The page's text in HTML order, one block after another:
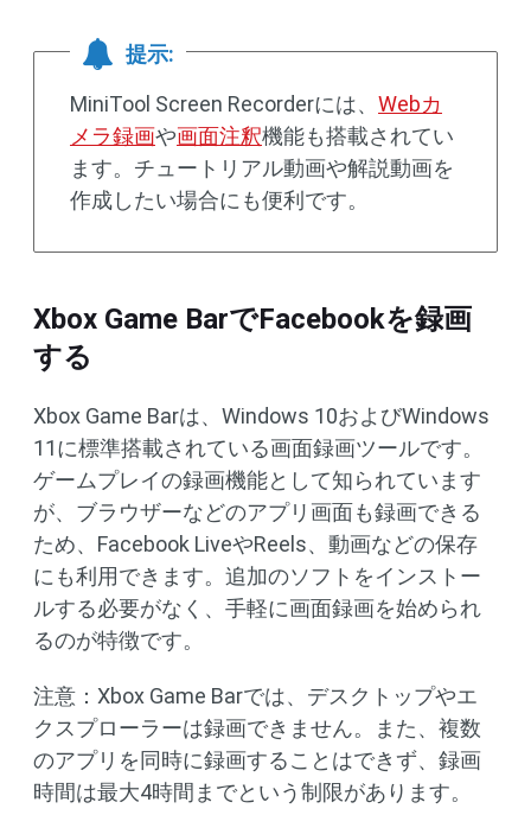
提示:
MiniTool Screen Recorderには、 Webカ
メラ録画や画面注釈機能も搭載されてい
ます。チュートリアル動画や解説動画を
作成したい場合にも便利です。
Xbox Game BarでFacebookを録画
する
Xbox Game Barは、Windows 10およびWindows
11に標準搭載されている画面録画ツールです。
ゲームプレイの録画機能として知られています
が、ブラウザーなどのアプリ画面も録画できる
ため、Facebook LiveやReels、動画などの保存
にも利用できます。追加のソフトをインストー
ルする必要がなく、手軽に画面録画を始められ
るのが特徴です。
注意：Xbox Game Barでは、デスクトップやエ
クスプローラーは録画できません。また、複数
のアプリを同時に録画することはできず、録画
時間は最大4時間までという制限があります。